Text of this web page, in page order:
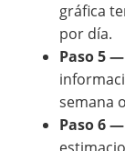
gráfica
por día.
Paso 5
semana
Paso 6